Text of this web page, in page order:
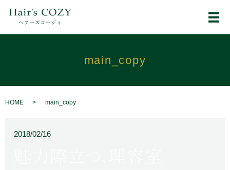
メ
main_copy
HOME main_copy
2018/02/16